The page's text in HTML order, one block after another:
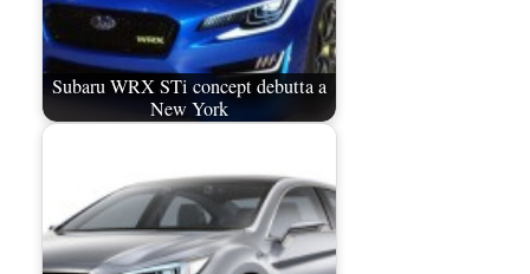
Subaru WRX STi concept debutta a
New York